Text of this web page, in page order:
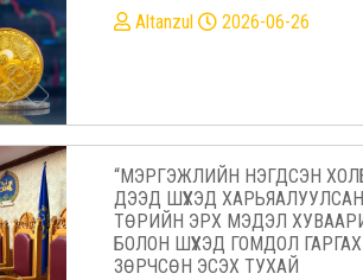
Altanzul
2026-06-26
“МЭРГЭЖЛИЙН НЭГДСЭН
ДЭЭД ШҮҮХЭД
ТӨРИЙН ЭРХ МЭДЭЛ
БОЛОН ШҮҮХЭД ГОМДОЛ
ЗӨРЧСӨН ЭСЭХ ТУХАЙ